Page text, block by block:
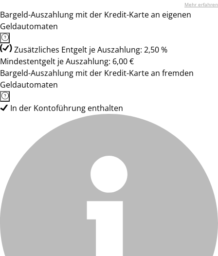
Mehr erfahren
Bargeld-Auszahlung mit der Kredit-Karte an eigenen
Geldautomaten
Zusätzliches Entgelt je Auszahlung: 2,50 %
Mindestentgelt je Auszahlung: 6,00 €
Bargeld-Auszahlung mit der Kredit-Karte an fremden
Geldautomaten
In der Kontoführung enthalten